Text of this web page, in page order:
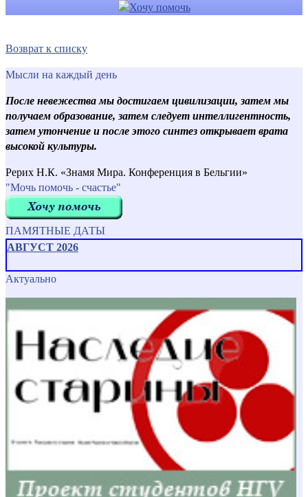
Возврат к списку
Мысли на каждый день
После невежества мы достигаем цивилизации, затем мы
получаем образование, затем следует интеллигентность,
затем утончение и после этого синтез открывает врата
высокой культуры.
Рерих Н.К. «Знамя Мира. Конференция в Бельгии»
"Мочь помочь - счастье"
ПАМЯТНЫЕ ДАТЫ
АВГУСТ 2026
Актуально